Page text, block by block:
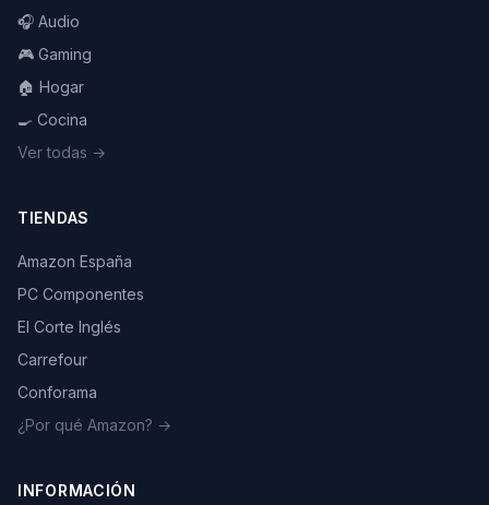
🎧 Audio
🎮 Gaming
🏠 Hogar
🍳 Cocina
Ver todas →
TIENDAS
Amazon España
PC Componentes
El Corte Inglés
Carrefour
Conforama
¿Por qué Amazon? →
INFORMACIÓN